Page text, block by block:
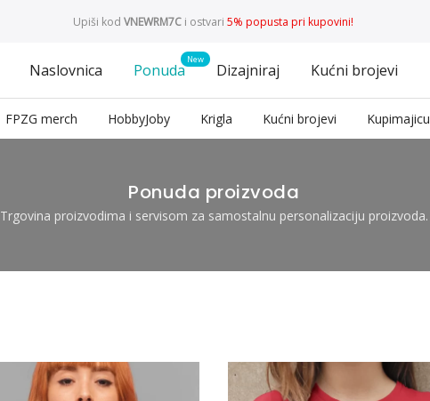
Upiši kodVNEWRM7C i ostvari5% popusta pri kupovini!
Naslovnica Ponuda Dizajniraj Kućni brojevi
FPZG merch HobbyJoby Krigla Kućni brojevi Kupimajicu
Ponuda proizvoda
Trgovina proizvodima i servisom za samostalnu personalizaciju proizvoda.